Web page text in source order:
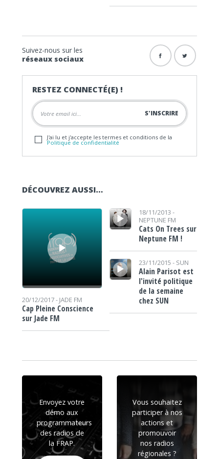
Suivez-nous sur les
réseaux sociaux
RESTEZ CONNECTÉ(E) !
J'ai lu et j'accepte les termes et conditions de la
Politique de confidentialité
DÉCOUVREZ AUSSI…
Lecteur audio
20/12/2017 - JADE FM
Cap Pleine Conscience
sur Jade FM
Lecteur audio18/11/2013 -
NEPTUNE FM
Cats On Trees sur
Neptune FM !
Lecteur audio
23/11/2015 - SUN
Alain Parisot est
l'invité politique
de la semaine
chez SUN
Envoyez votre
démo aux
programmateurs
des radios de
la FRAP.
Vous souhaitez
participer à nos
actions et
promouvoir
nos radios
régionales ?